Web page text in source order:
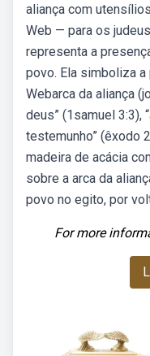
aliança com
Web — para os
representa a
povo. Ela simboliza a
Webarca da aliança
deus” (1samuel 3:3),
testemunho” (êxodo
madeira de acácia
sobre a arca da
povo no egito, por
For more